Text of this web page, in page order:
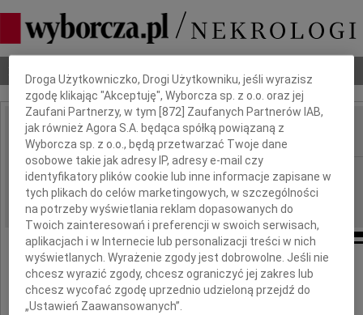
Nekrologi Odeszli Poradnik pogrzebowy
IMIĘ I NAZWISKO:
REGION: Szczecin
DATA EMISJI: 22.09.2017
Drogiemu Koledze
Dbamy o Twoją prywatność
Droga Użytkowniczko, Drogi Użytkowniku, jeśli wyrazisz
zgodę klikając "Akceptuję", Wyborcza sp. z o.o. oraz jej
Zaufani Partnerzy, w tym [872 ] Zaufanych Partnerów IAB,
jak również Agora S.A. będąca spółką powiązaną z
Wyborcza sp. z o.o., będą przetwarzać Twoje dane
osobowe takie jak adresy IP, adresy e-mail czy
identyfikatory plików cookie lub inne informacje zapisane w
tych plikach do celów marketingowych, w szczególności
na potrzeby wyświetlania reklam dopasowanych do
Twoich zainteresowań i preferencji w swoich serwisach,
aplikacjach i w Internecie lub personalizacji treści w nich
wyświetlanych. Wyrażenie zgody jest dobrowolne. Jeśli nie
chcesz wyrazić zgody, chcesz ograniczyć jej zakres lub
chcesz wycofać zgodę uprzednio udzieloną przejdź do
„Ustawień Zaawansowanych”.